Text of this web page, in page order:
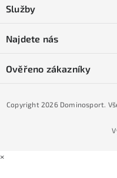
Obchodní podmínky
Podmínky GDPR
Podmínky nákupu na splátky
Služby
Naše prodejna
Najdete nás
Ověřeno zákazníky
Copyright 2026 Dominosport.
×